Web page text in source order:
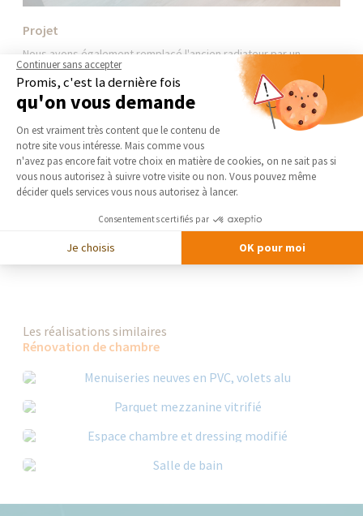
Projet
Nous avons également remplacé l'ancien radiateur par un
modèle au design épuré qui, en plus de son esthétique,
consomme moins d'énergie, alignant le confort et la
responsabilité environnementale.
Les plus
Le résultat ? Un bureau non seulement plus lumineux et moderne
mais aussi optimisé pour la productivité et le bien-être.
Pour en savoir plus sur cette rénovation et découvrir d'autres
projets, visitez notre site :
Les réalisations similaires
Rénovation de chambre
Continuer sans accepter
Promis, c'est la dernière fois
qu'on vous demande
Plateforme de Gestion du
On est vraiment très content que le contenu de
notre site vous intéresse. Mais comme vous
n'avez pas encore fait votre choix en matière de cookies, on ne sait pas si
vous nous autorisez à suivre votre visite ou non. Vous pouvez même
décider quels services vous nous autorisez à lancer.
Consentements certifiés par
Je choisis OK pour moi
Axeptio consent